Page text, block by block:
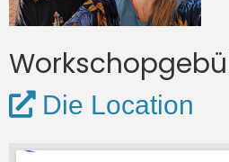
Die Location